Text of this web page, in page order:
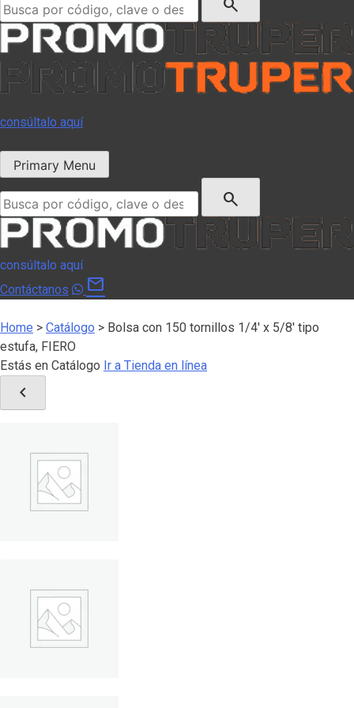
consúltalo aquí
Primary Menu
search
consúltalo aquí
Contáctanos
mail
Home > Catálogo > Bolsa con 150 tornillos 1/4′ x 5/8′ tipo
estufa, FIERO
Estás en Catálogo Ir a Tienda en línea
chevron_left